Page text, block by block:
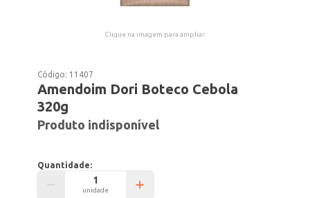
Clique na imagem para ampliar.
Código: 11407
Amendoim Dori Boteco Cebola
320g
Produto indisponível
Quantidade:
unidade